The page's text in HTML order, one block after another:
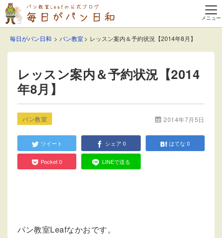
毎日がパン日和 パン教室 レッスン案内＆予約状況【2014年8月】
レッスン案内＆予約状況【2014
年8月】
パン教室 2014年7月5日
ツイート シェア 0 はてな 0
Pocket0 LINEで送る
パン教室Leafなかおです。